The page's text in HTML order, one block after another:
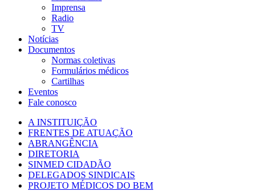
Imprensa
Radio
TV
Notícias
Documentos
Normas coletivas
Formulários médicos
Cartilhas
Eventos
Fale conosco
A INSTITUIÇÃO
FRENTES DE ATUAÇÃO
ABRANGÊNCIA
DIRETORIA
SINMED CIDADÃO
DELEGADOS SINDICAIS
PROJETO MÉDICOS DO BEM